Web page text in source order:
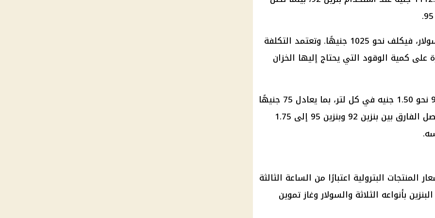
أما ملء خزان سعته 50 لترًا من السولار، فيكلف نحو 1025 جنيهًا. وتعتمد التكلفة
على كمية الوقود التي يحتاج إليها الخزان
وبنزين 92 نحو 1.50 جنيه في كل لتر، بما يعادل 75 جنيهًا
بنزين 92
وبنزين 95 إلى 1.75
المنتجات البترولية اعتبارًا من الساعة الثالثة
البنزين بأنواعه الثلاثة والسولار وغازتموين